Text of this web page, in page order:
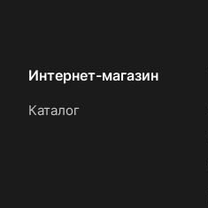
Интернет-магазин
Каталог